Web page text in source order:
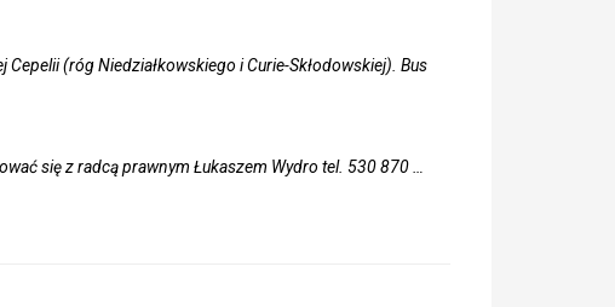
(róg Niedziałkowskiego i Curie-Skłodowskiej). Bus
się z radcą prawnym Łukaszem Wydro tel. 530 870 …